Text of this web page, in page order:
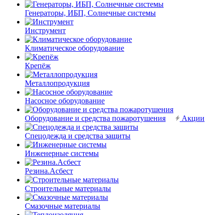
Генераторы, ИБП, Солнечные системы
Инструмент
Климатическое оборудование
Крепёж
Металлопродукция
Насосное оборудование
Оборудование и средства пожаротушения
Спецодежда и средства защиты
Инженерные системы
Резина.Асбест
Строительные материалы
Смазочные материалы
Акции